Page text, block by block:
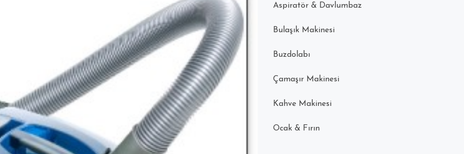
Aspiratör & Davlumbaz
Bulaşık Makinesi
Buzdolabı
Çamaşır Makinesi
Kahve Makinesi
Ocak & Fırın